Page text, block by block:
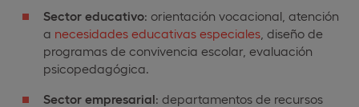
Sector educativo: orientación vocacional, atención
a necesidades educativas especiales , diseño de
programas de convivencia escolar, evaluación
psicopedagógica.
Sector empresarial: departamentos de recursos